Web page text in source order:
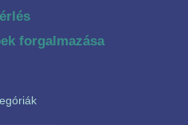
forgalmazása